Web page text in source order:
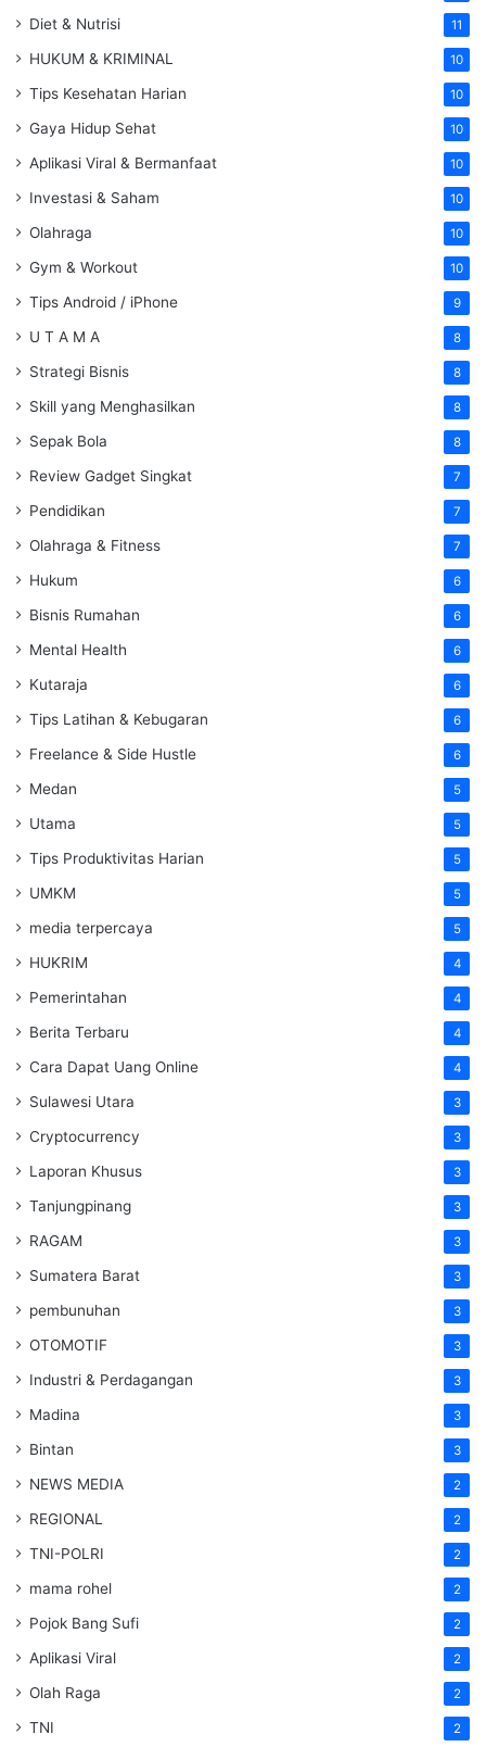
Diet & Nutrisi 11
HUKUM & KRIMINAL 10
Tips Kesehatan Harian 10
Gaya Hidup Sehat 10
Aplikasi Viral & Bermanfaat 10
Investasi & Saham 10
Olahraga 10
Gym & Workout 10
Tips Android / iPhone 9
U T A M A 8
Strategi Bisnis 8
Skill yang Menghasilkan 8
Sepak Bola 8
Review Gadget Singkat 7
Pendidikan 7
Olahraga & Fitness 7
Hukum 6
Bisnis Rumahan 6
Mental Health 6
Kutaraja 6
Tips Latihan & Kebugaran 6
Freelance & Side Hustle 6
Medan 5
Utama 5
Tips Produktivitas Harian 5
UMKM 5
media terpercaya 5
HUKRIM 4
Pemerintahan 4
Berita Terbaru 4
Cara Dapat Uang Online 4
Sulawesi Utara 3
Cryptocurrency 3
Laporan Khusus 3
Tanjungpinang 3
RAGAM 3
Sumatera Barat 3
pembunuhan 3
OTOMOTIF 3
Industri & Perdagangan 3
Madina 3
Bintan 3
NEWS MEDIA 2
REGIONAL 2
TNI-POLRI 2
mama rohel 2
Pojok Bang Sufi 2
Aplikasi Viral 2
Olah Raga 2
TNI 2